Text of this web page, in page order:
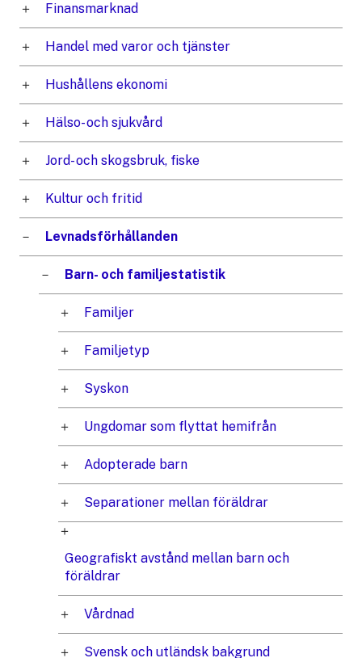
Finansmarknad
Handel med varor och tjänster
Hushållens ekonomi
Hälso- och sjukvård
Jord- och skogsbruk, fiske
Kultur och fritid
Levnadsförhållanden
Barn- och familjestatistik
Familjer
Familjetyp
Syskon
Ungdomar som flyttat hemifrån
Adopterade barn
Separationer mellan föräldrar
Geografiskt avstånd mellan barn och
föräldrar
Vårdnad
Svensk och utländsk bakgrund